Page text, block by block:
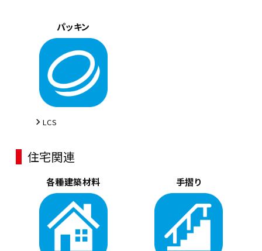
パッキン
LCS
住宅関連
各種建築材料 手摺り